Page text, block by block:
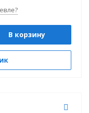
В корзину